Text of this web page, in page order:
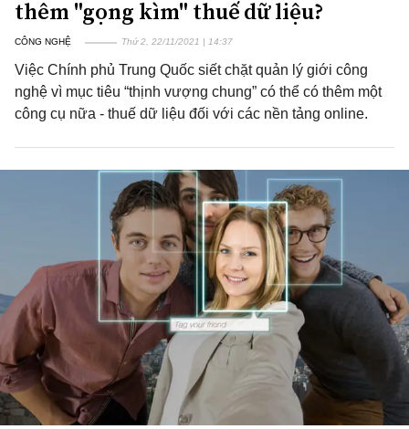
thêm "gọng kìm" thuế dữ liệu?
CÔNG NGHỆ Thứ 2, 22/11/2021 | 14:37
Việc Chính phủ Trung Quốc siết chặt quản lý giới công
nghệ vì mục tiêu “thịnh vượng chung” có thể có thêm một
công cụ nữa - thuế dữ liệu đối với các nền tảng online.